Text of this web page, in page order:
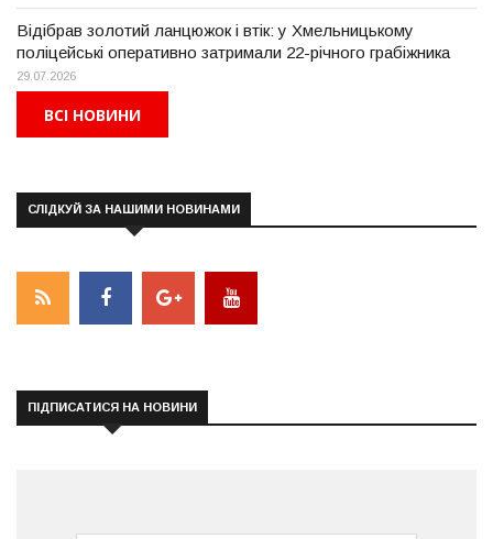
Відібрав золотий ланцюжок і втік: у Хмельницькому
поліцейські оперативно затримали 22-річного грабіжника
29.07.2026
ВСІ НОВИНИ
СЛІДКУЙ ЗА НАШИМИ НОВИНАМИ
ПІДПИСАТИСЯ НА НОВИНИ